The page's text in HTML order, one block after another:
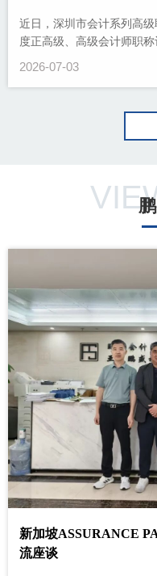
近日，深圳市会计系列高
度正高级、高级会计师职称
2026-07-03
新加坡ASSURANCE
流座谈